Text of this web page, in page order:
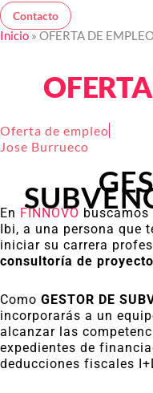
Contacto
Inicio » OFERTA DE
Oferta de empleo
Jose Burrueco
En FINNOVO
Ibi, a una persona que
iniciar su carrera
consultoría de
Como GESTOR DE
incorporarás a un
alcanzar las
expedientes de
deducciones fiscales